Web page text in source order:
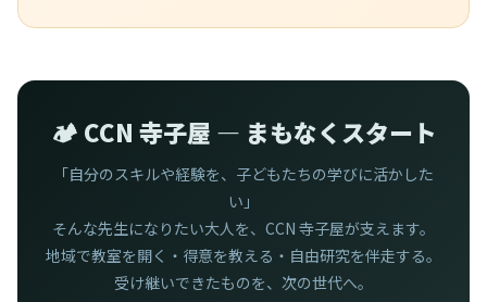
🏕️ CCN 寺子屋 — まもなくスタート
「自分のスキルや経験を、子どもたちの学びに活かした
い」
そんな先生になりたい大人を、CCN 寺子屋が支えます。
地域で教室を開く・得意を教える・自由研究を伴走する。
受け継いできたものを、次の世代へ。